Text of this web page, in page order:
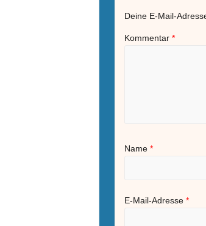
Deine E-Mail-
Kommentar*
Name*
E-Mail-Adresse*